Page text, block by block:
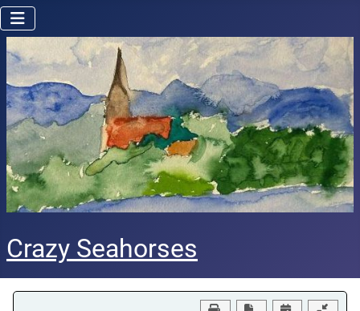
Crazy Seahorses